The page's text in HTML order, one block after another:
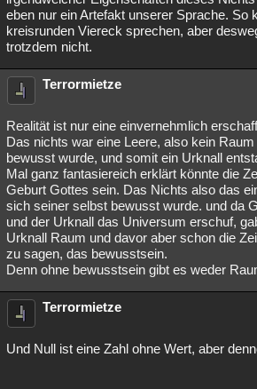
eben nur ein Artefakt unserer Sprache. So
kreisrunden Viereck sprechen, aber
trotzdem nicht.
Terrormietze
Realität ist nur eine einvernehmlich
Das nichts war eine Leere, also kein
bewusst wurde, und somit ein Urknall
Mal ganz fantasiereich erklärt könnte die
Geburt Gottes sein. Das Nichts also das
sich seiner selbst bewusst wurde. und da
und der Urknall das Universum erschuf,
Urknall Raum und davor aber schon die
zu sagen, das bewusstsein.
Denn ohne bewusstsein gibt es weder
Terrormietze
Und Null ist eine Zahl ohne Wert, aber